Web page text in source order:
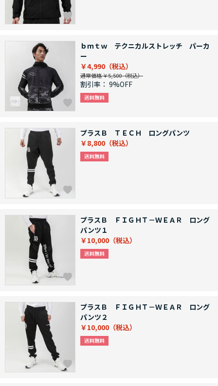
ｂｍｔｗ テクニカルストレッチ パーカ
ー
￥4,990
通常価格 ￥5,500
割引率： 9%OFF
プラスＢ ＴＥＣＨ ロングパンツ
￥8,800
プラスＢ ＦＩＧＨＴ－ＷＥＡＲ ロング
パンツ１
￥10,000
プラスＢ ＦＩＧＨＴ－ＷＥＡＲ ロング
パンツ２
￥10,000